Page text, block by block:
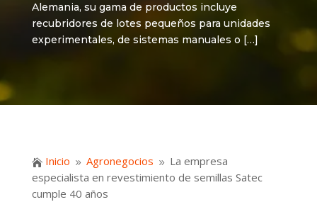
Alemania, su gama de productos incluye
recubridores de lotes pequeños para unidades
experimentales, de sistemas manuales o […]
 Inicio 9 Agronegocios 9 La empresa
especialista en revestimiento de semillas Satec
cumple 40 años